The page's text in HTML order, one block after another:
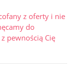
z oferty i nie
do
pewnością Cię